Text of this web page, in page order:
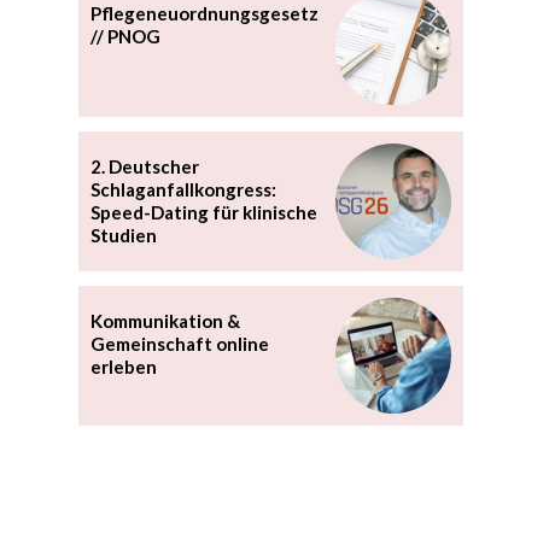
Pflegeneuordnungsgesetz
// PNOG
2. Deutscher
Schlaganfallkongress:
Speed-Dating für klinische
Studien
Kommunikation &
Gemeinschaft online
erleben